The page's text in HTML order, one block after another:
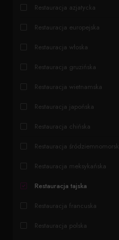
Restauracja azjatycka
Restauracja europejska
Restauracja włoska
Restauracja gruzińska
Restauracja wietnamska
Restauracja japońska
Restauracja chińska
Restauracja śródziemnomorska
Restauracja meksykańska
Restauracja tajska
Restauracja francuska
Restauracja polska